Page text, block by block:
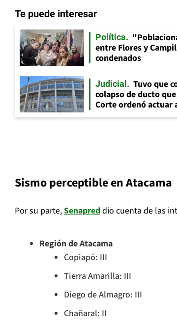
Te puede interesar
Política
entre Flores y
condenados
Judicial
Tuvo que
colapso de ducto
Corte ordenó actuar
Sismo perceptible en Atacama
Por su parte,Senapreddio cuenta de las
Región de Atacama
Copiapó: III
Tierra Amarilla: III
Diego de Almagro: III
Chañaral: II